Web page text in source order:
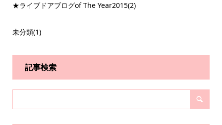
★ライブドアブログof The Year2015(2)
未分類(1)
記事検索